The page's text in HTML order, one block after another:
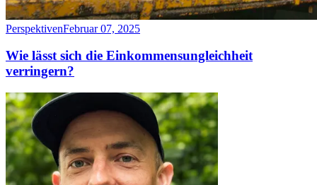
PerspektivenFebruar 07, 2025
Wie lässt sich die Einkommensungleichheit
verringern?